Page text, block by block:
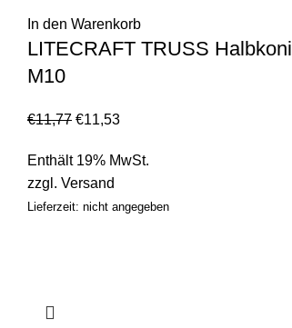
In den Warenkorb
LITECRAFT TRUSS Halbkoni
M10
€11,77 €11,53
Enthält 19% MwSt.
zzgl. Versand
Lieferzeit: nicht angegeben